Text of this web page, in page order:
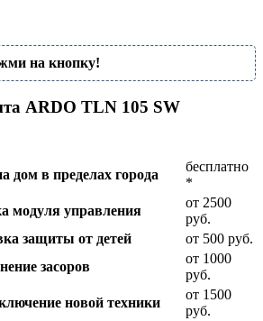
на кнопку!
ARDO TLN 105 SW
дом в пределах города
бесплатно
*
модуля управления
от 2500
руб.
защиты от детей
от 500 руб.
засоров
от 1000
руб.
новой техники
от 1500
руб.